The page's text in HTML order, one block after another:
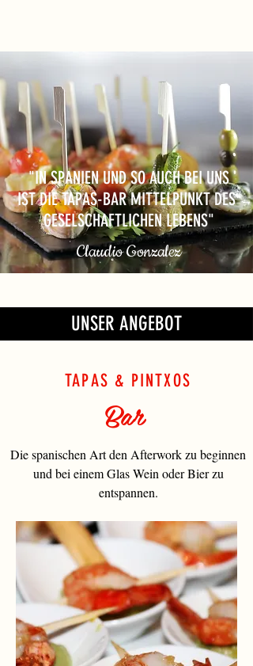
"IN SPANIEN UND SO AUCH BEI UNS
IST DIE TAPAS-BAR MITTELPUNKT DES
GESELSCHAFTLICHEN LEBENS"
Claudio Gonzalez
UNSER ANGEBOT
TAPAS & PINTXOS
Bar
Die spanischen Art den Afterwork zu beginnen
und bei einem Glas Wein oder Bier zu
entspannen.